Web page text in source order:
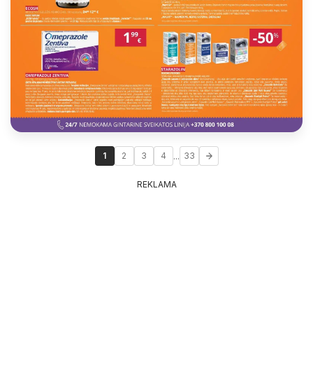
1 2 3 4 ... 33
REKLAMA